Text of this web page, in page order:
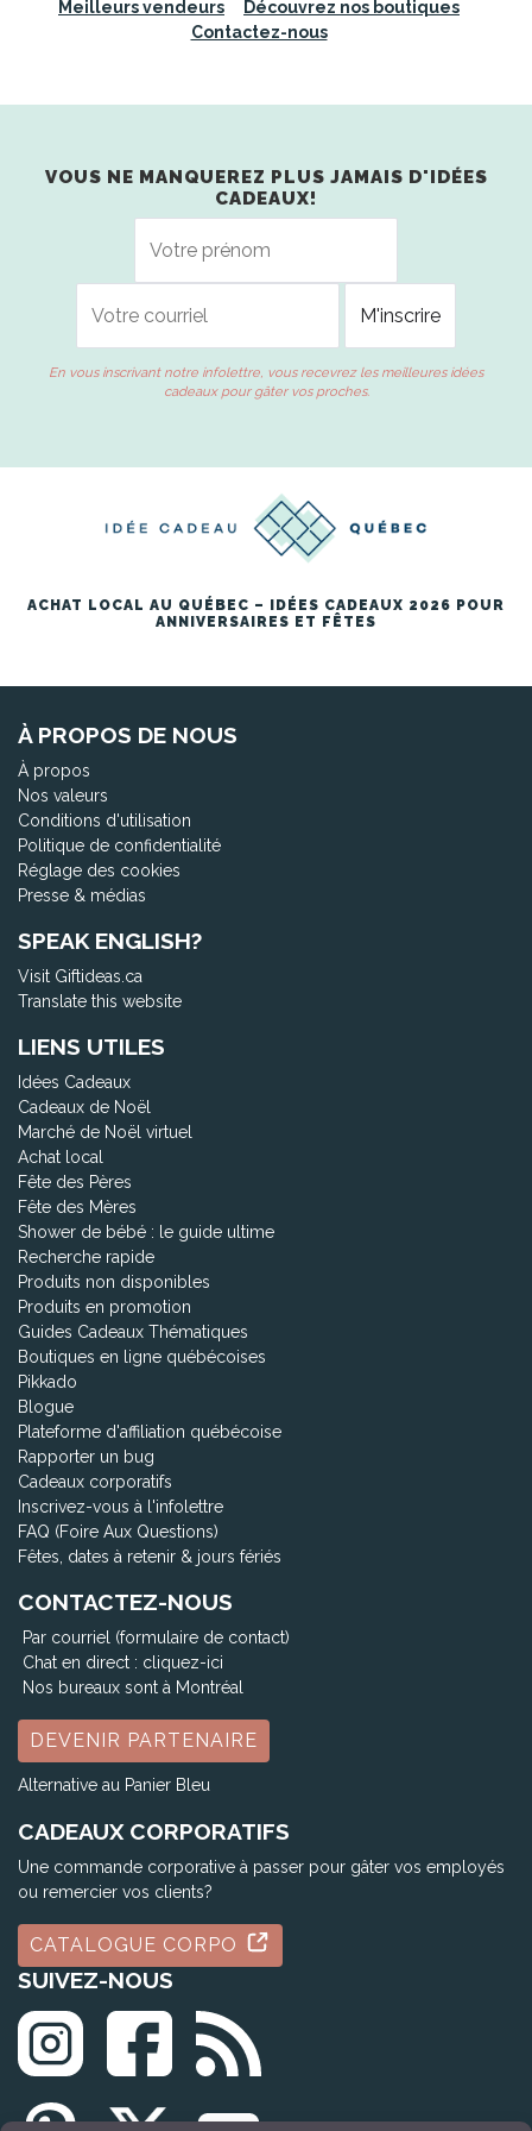
Meilleurs vendeurs
Découvrez nos boutiques
Contactez-nous
VOUS NE MANQUEREZ PLUS JAMAIS D'IDÉES
CADEAUX!
En vous inscrivant notre infolettre, vous recevrez les meilleures idées
cadeaux pour gâter vos proches.
ACHAT LOCAL AU QUÉBEC – IDÉES CADEAUX 2026 POUR
ANNIVERSAIRES ET FÊTES
À PROPOS DE NOUS
À propos
Nos valeurs
Conditions d'utilisation
Politique de confidentialité
Réglage des cookies
Presse & médias
SPEAK ENGLISH?
Visit Giftideas.ca
Translate this website
LIENS UTILES
Idées Cadeaux
Cadeaux de Noël
Marché de Noël virtuel
Achat local
Fête des Pères
Fête des Mères
Shower de bébé : le guide ultime
Recherche rapide
Produits non disponibles
Produits en promotion
Guides Cadeaux Thématiques
Boutiques en ligne québécoises
Pikkado
Blogue
Plateforme d'affiliation québécoise
Rapporter un bug
Cadeaux corporatifs
Inscrivez-vous à l'infolettre
FAQ (Foire Aux Questions)
Fêtes, dates à retenir & jours fériés
CONTACTEZ-NOUS
Par courriel (formulaire de contact)
Chat en direct : cliquez-ici
Nos bureaux sont à Montréal
DEVENIR PARTENAIRE
Alternative au Panier Bleu
CADEAUX CORPORATIFS
Une commande corporative à passer pour gâter vos employés
ou remercier vos clients?
CATALOGUE CORPO
SUIVEZ-NOUS